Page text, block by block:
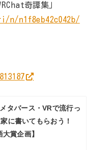
奇譚集」
n/n1f8eb42c042b/
タバース・VRで流行っ
に書いてもらおう！
賞企画】